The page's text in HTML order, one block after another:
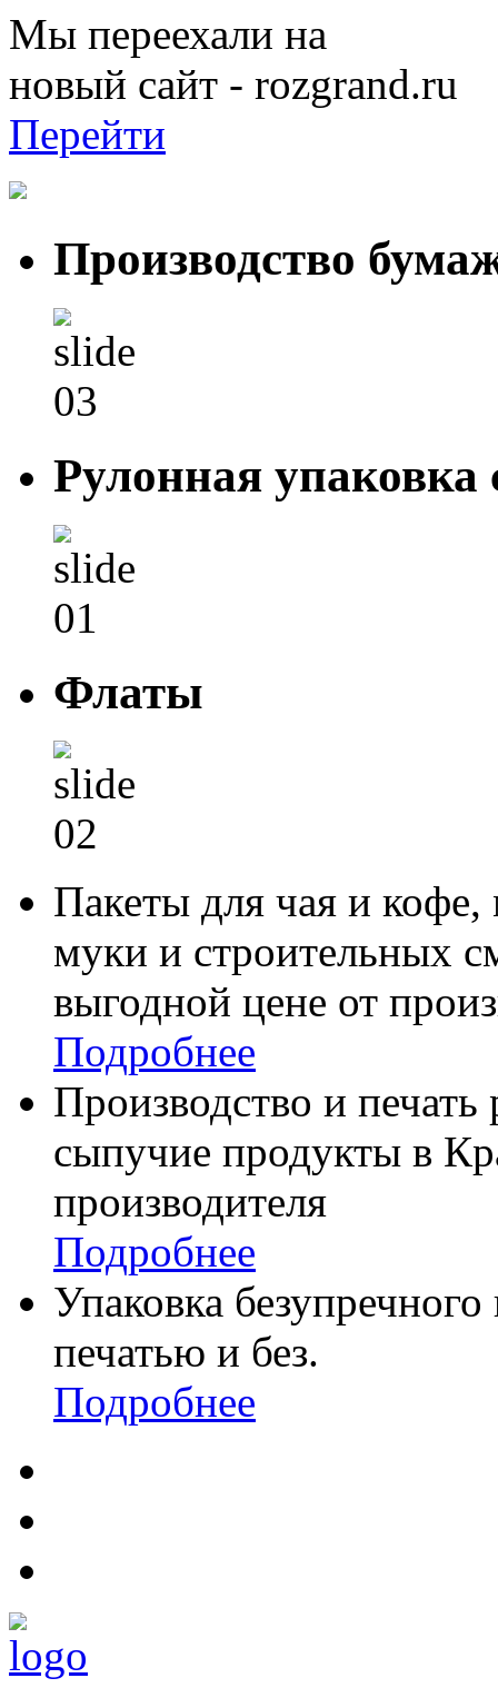
Мы переехали на
новый сайт - rozgrand.ru
Перейти
Производство
Рулонная упаковка
Флаты
Пакеты для чая и
муки и строительных
выгодной цене от
Подробнее
Производство и
сыпучие продукты в
производителя
Подробнее
Упаковка
печатью и без.
Подробнее